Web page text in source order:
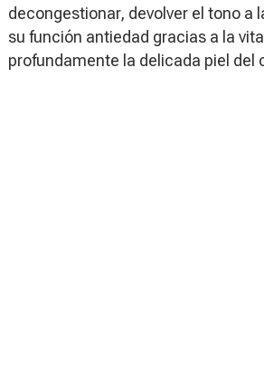
decongestionar, devolver el tono a
su función antiedad gracias a la
profundamente la delicada piel del